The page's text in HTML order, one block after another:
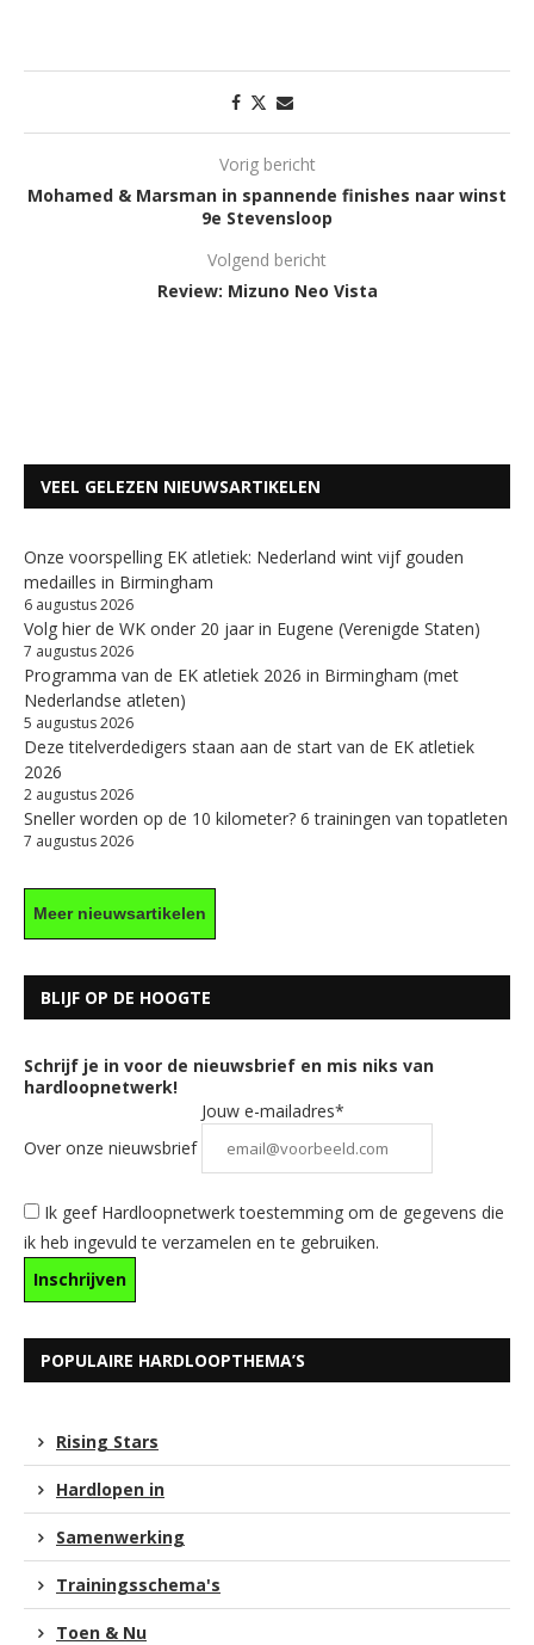
Vorig bericht
Mohamed & Marsman in spannende finishes naar winst
9e Stevensloop
Volgend bericht
Review: Mizuno Neo Vista
VEEL GELEZEN NIEUWSARTIKELEN
Onze voorspelling EK atletiek: Nederland wint vijf gouden
medailles in Birmingham
6 augustus 2026
Volg hier de WK onder 20 jaar in Eugene (Verenigde Staten)
7 augustus 2026
Programma van de EK atletiek 2026 in Birmingham (met
Nederlandse atleten)
5 augustus 2026
Deze titelverdedigers staan aan de start van de EK atletiek
2026
2 augustus 2026
Sneller worden op de 10 kilometer? 6 trainingen van topatleten
7 augustus 2026
Meer nieuwsartikelen
BLIJF OP DE HOOGTE
Schrijf je in voor de nieuwsbrief en mis niks van
hardloopnetwerk!
Over onze nieuwsbrief
Jouw e-mailadres*
Ik geef Hardloopnetwerk toestemming om de gegevens die
ik heb ingevuld te verzamelen en te gebruiken.
POPULAIRE HARDLOOPTHEMA’S
Rising Stars
Hardlopen in
Samenwerking
Trainingsschema's
Toen & Nu